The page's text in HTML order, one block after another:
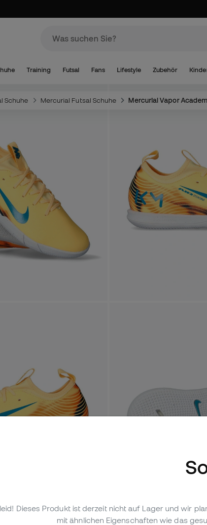
Training Futsal Fans Lifestyle Zubehör
Schuhe Mercurial Futsal Schuhe Mercurial Vapor
Mehr Bilder anzeigen (2)
Dieses Produkt ist derzeit nicht auf Lager und wir
mit ähnlichen Eigenschaften wie das